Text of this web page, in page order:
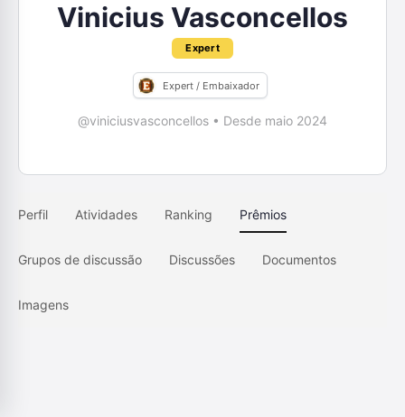
Vinicius Vasconcellos
Expert
Expert / Embaixador
@viniciusvasconcellos • Desde maio 2024
Perfil Atividades Ranking Prêmios
Grupos de discussão Discussões Documentos
Imagens